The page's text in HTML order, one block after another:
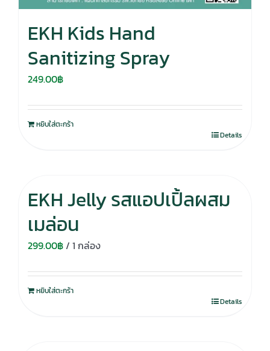
EKH Kids Hand
Sanitizing Spray
249.00฿
หยิบใส่ตะกร้า
Details
EKH Jelly รสแอปเปิ้ลผสม
เมล่อน
299.00฿/ 1 กล่อง
หยิบใส่ตะกร้า
Details